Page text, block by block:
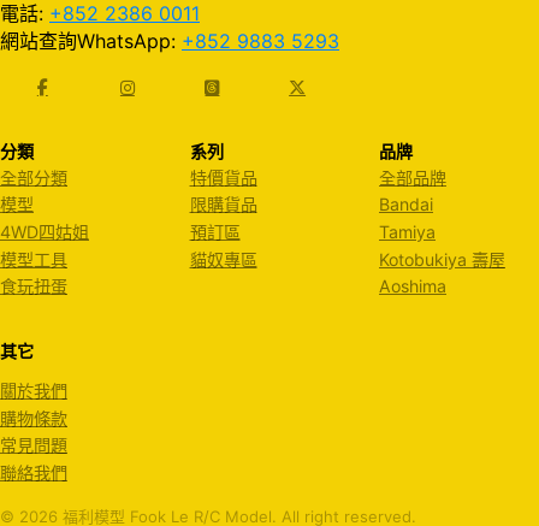
電話: +852 2386 0011
網站查詢WhatsApp: +852 9883 5293
分類
全部分類
模型
4WD四姑姐
模型工具
食玩扭蛋
系列
特價貨品
限購貨品
預訂區
貓奴專區
品牌
全部品牌
Bandai
Tamiya
Kotobukiya 壽屋
Aoshima
其它
關於我們
購物條款
常見問題
聯絡我們
© 2026 福利模型 Fook Le R/C Model. All right reserved.